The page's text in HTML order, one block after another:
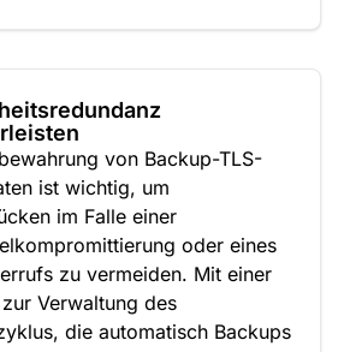
von Backup-TLS-
ist wichtig, um
im Falle einer
oder eines
zu vermeiden. Mit einer
Verwaltung des
die automatisch Backups